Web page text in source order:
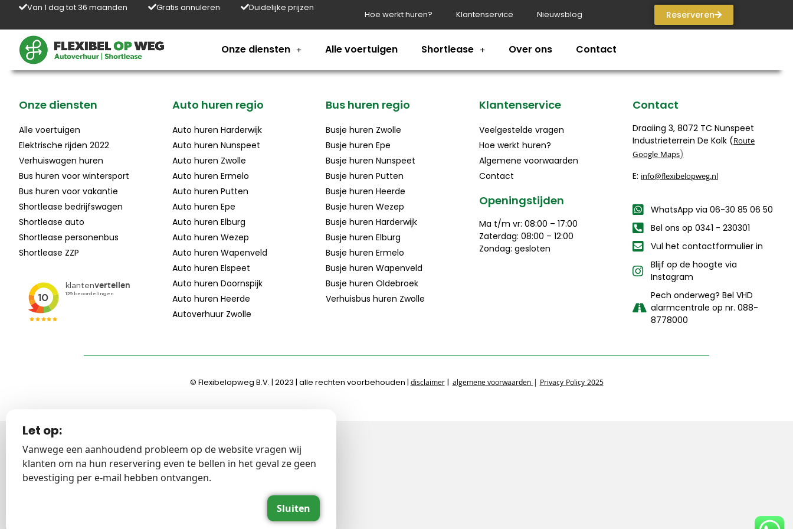
Van 1 dag tot 36 maanden Gratis annuleren Duidelijke prijzen
Hoe werkt huren? Klantenservice Nieuwsblog Reserveren
Onze diensten Alle voertuigen Shortlease Over ons Contact
Onze diensten
Alle voertuigen
Elektrische rijden 2022
Verhuiswagen huren
Bus huren voor wintersport
Bus huren voor vakantie
Shortlease bedrijfswagen
Shortlease auto
Shortlease personenbus
Shortlease ZZP
Auto huren regio
Auto huren Harderwijk
Auto huren Nunspeet
Auto huren Zwolle
Auto huren Ermelo
Auto huren Putten
Auto huren Epe
Auto huren Elburg
Auto huren Wezep
Auto huren Wapenveld
Auto huren Elspeet
Auto huren Doornspijk
Auto huren Heerde
Autoverhuur Zwolle
Bus huren regio
Busje huren Zwolle
Busje huren Epe
Busje huren Nunspeet
Busje huren Putten
Busje huren Heerde
Busje huren Wezep
Busje huren Harderwijk
Busje huren Elburg
Busje huren Ermelo
Busje huren Wapenveld
Busje huren Oldebroek
Verhuisbus huren Zwolle
Klantenservice
Veelgestelde vragen
Hoe werkt huren?
Algemene voorwaarden
Contact
Openingstijden
Ma t/m vr: 08:00 – 17:00
Zaterdag: 08:00 – 12:00
Zondag: gesloten
Contact
Draaiing 3, 8072 TC Nunspeet
Industrieterrein De Kolk (Route
Google Maps)
E: info@flexibelopweg.nl
WhatsApp via 06-30 85 06 50
Bel ons op 0341 - 230301
Vul het contactformulier in
Blijf op de hoogte via
Instagram
Pech onderweg? Bel VHD
alarmcentrale op nr. 088-
8778000
© Flexibelopweg B.V. | 2023 | alle rechten voorbehouden |disclaimer | algemenevoorwaarden|Privacy Policy 2025
Let op:
Vanwege een aanhoudend probleem op de website vragen wij
klanten om na hun reservering even te bellen in het geval ze geen
bevestiging per e-mail hebben ontvangen.
Sluiten